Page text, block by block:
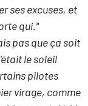
ses excuses, et
qui."
pas que ça soit
le soleil
pilotes
virage, comme